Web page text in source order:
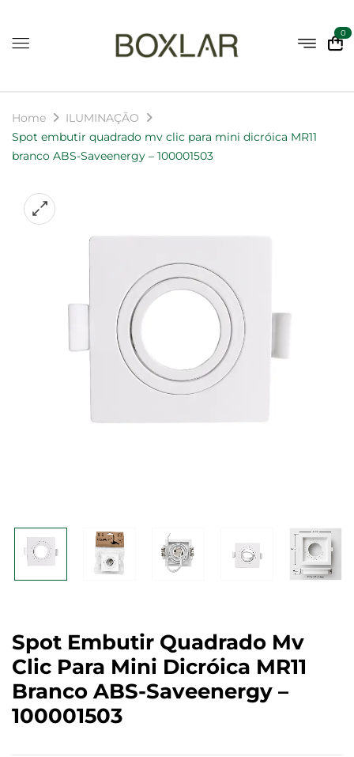
0
Home
ILUMINAÇÃO
Spot embutir quadrado mv clic para mini dicróica MR11
branco ABS-Saveenergy – 100001503
Spot Embutir Quadrado Mv
Clic Para Mini Dicróica MR11
Branco ABS-Saveenergy –
100001503